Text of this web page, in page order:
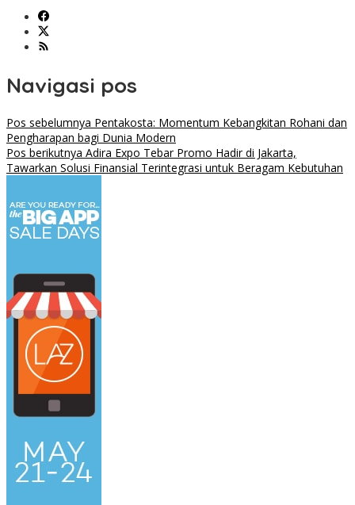
Navigasi pos
Pos sebelumnya Pentakosta: Momentum Kebangkitan Rohani dan
Pengharapan bagi Dunia Modern
Pos berikutnya Adira Expo Tebar Promo Hadir di Jakarta,
Tawarkan Solusi Finansial Terintegrasi untuk Beragam Kebutuhan